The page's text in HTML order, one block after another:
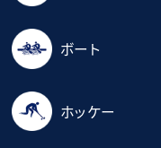
ボート
ホッケー